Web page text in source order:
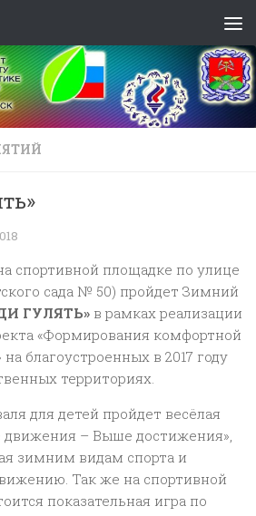
спортивной площадке по улице
сада № 50) пройдет Зимний
ГУЛЯТЬ»в рамках реализации
«Формирования комфортной
благоустроенных в 2017 году
территориях.
для детей пройдет весёлая
движения – Выше достижения»,
зимним видам спорта и
Так же на спортивной
показательная игра по